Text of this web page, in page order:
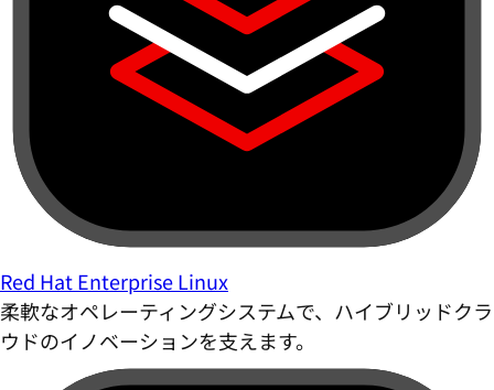
Red Hat Enterprise Linux
柔軟なオペレーティングシステムで、ハイブリッドクラ
ウドのイノベーションを支えます。